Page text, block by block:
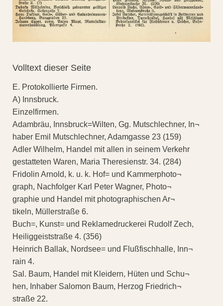
Volltext dieser Seite
E. Protokollierte Firmen.
A) Innsbruck.
Einzelfirmen.
Adambräu, Innsbruck=Wilten, Gg. Mutschlechner, In¬
haber Emil Mutschlechner, Adamgasse 23 (159)
Adler Wilhelm, Handel mit allen in seinem Verkehr
gestatteten Waren, Maria Theresienstr. 34. (284)
Fridolin Arnold, k. u. k. Hof= und Kammerphoto¬
graph, Nachfolger Karl Peter Wagner, Photo¬
graphie und Handel mit photographischen Ar¬
tikeln, Müllerstraße 6.
Buch=, Kunst= und Reklamedruckerei Rudolf Zech,
Heiliggeiststraße 4. (356)
Heinrich Ballak, Nordsee= und Flußfischhalle, Inn¬
rain 4.
Sal. Baum, Handel mit Kleidern, Hüten und Schu¬
hen, Inhaber Salomon Baum, Herzog Friedrich¬
straße 22.